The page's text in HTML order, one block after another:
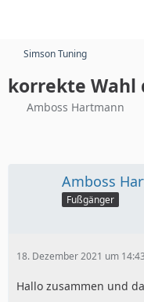
Simson Tuning
korrekte Wahl
Amboss Hartmann
Amboss
Fußgänger
18. Dezember 2021 um 14:43
Hallo zusammen und